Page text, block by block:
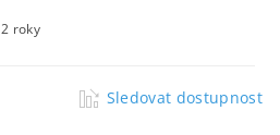
2 roky
Sledovat dostupnost